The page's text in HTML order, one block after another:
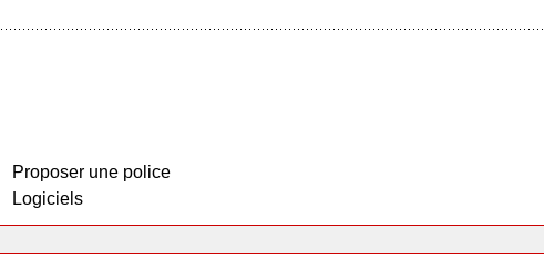
Proposer une police
Logiciels